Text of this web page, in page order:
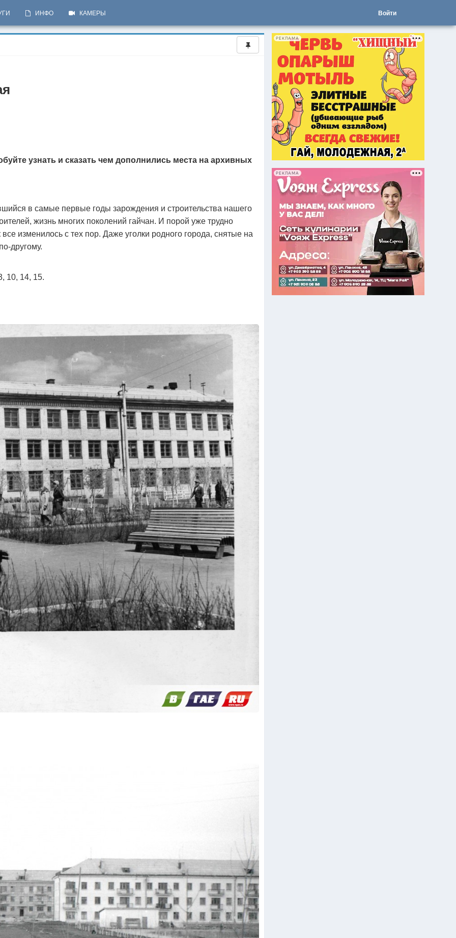
ИНФО КАМЕРЫ Войти
РЕКЛАМА
РЕКЛАМА
узнать и сказать чем дополнились места на архивных
в самые первые годы зарождения и строительства нашего
жизнь многих поколений гайчан. И порой уже трудно
изменилось с тех пор. Даже уголки родного города, снятые на
другому.
10, 14, 15.